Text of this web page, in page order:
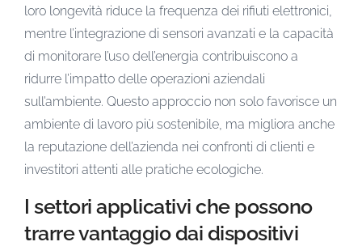
loro longevità riduce la frequenza dei rifiuti elettronici,
mentre l’integrazione di sensori avanzati e la capacità
di monitorare l’uso dell’energia contribuiscono a
ridurre l’impatto delle operazioni aziendali
sull’ambiente. Questo approccio non solo favorisce un
ambiente di lavoro più sostenibile, ma migliora anche
la reputazione dell’azienda nei confronti di clienti e
investitori attenti alle pratiche ecologiche.
I settori applicativi che possono
trarre vantaggio dai dispositivi